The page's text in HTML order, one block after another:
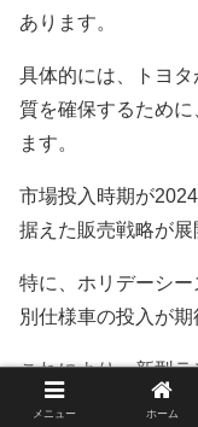
あります。
具体的には、トヨ
質を確保するため
ます。
市場投入時期が
据えた販売戦略が展
特に、ホリデーシ
別仕様車の投入が期
これにより、新型
注目を集めること
メニュー ホーム